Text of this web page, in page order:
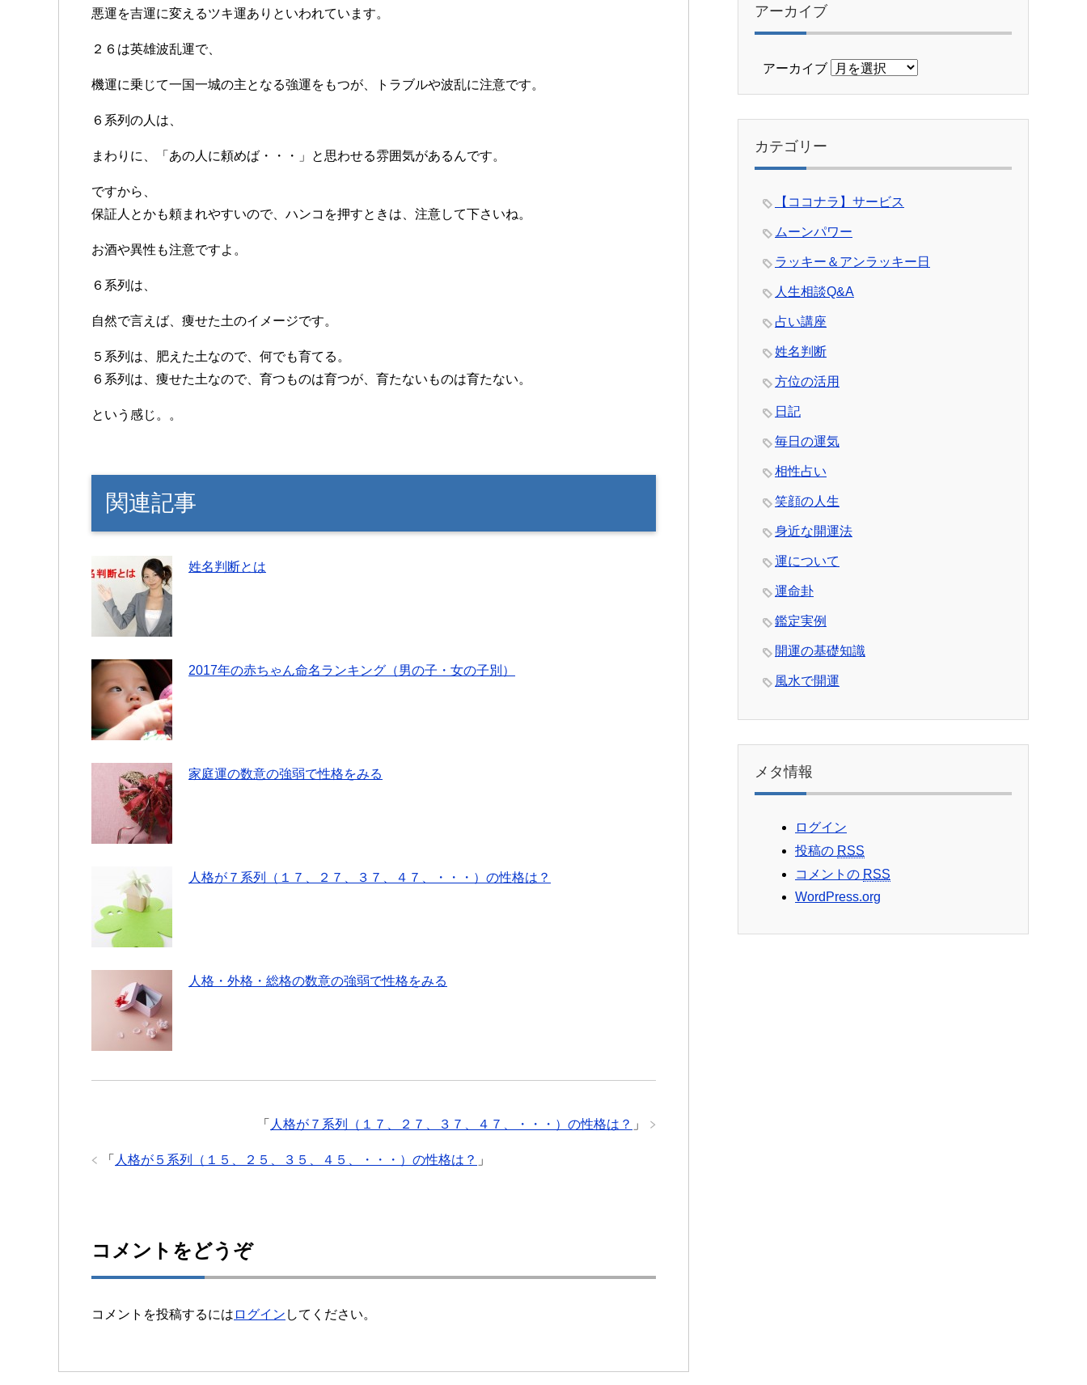
悪運を吉運に変えるツキ運ありといわれています。
２６は英雄波乱運で、
機運に乗じて一国一城の主となる強運をもつが、トラブルや波乱に注意です。
６系列の人は、
まわりに、「あの人に頼めば・・・」と思わせる雰囲気があるんです。
ですから、
保証人とかも頼まれやすいので、ハンコを押すときは、注意して下さいね。
お酒や異性も注意ですよ。
６系列は、
自然で言えば、痩せた土のイメージです。
５系列は、肥えた土なので、何でも育てる。
６系列は、痩せた土なので、育つものは育つが、育たないものは育たない。
という感じ。。
関連記事
姓名判断とは
2017年の赤ちゃん命名ランキング（男の子・女の子別）
家庭運の数意の強弱で性格をみる
人格が７系列（１７、２７、３７、４７、・・・）の性格は？
人格・外格・総格の数意の強弱で性格をみる
「 人格が７系列（１７、２７、３７、４７、・・・）の性格は？ 」
「 人格が５系列（１５、２５、３５、４５、・・・）の性格は？ 」
コメントをどうぞ
コメントを投稿するには ログイン してください。
アーカイブ
アーカイブ
カテゴリー
【ココナラ】サービス
ムーンパワー
ラッキー＆アンラッキー日
人生相談Q&A
占い講座
姓名判断
方位の活用
日記
毎日の運気
相性占い
笑顔の人生
身近な開運法
運について
運命卦
鑑定実例
開運の基礎知識
風水で開運
メタ情報
ログイン
投稿の RSS
コメントの RSS
WordPress.org